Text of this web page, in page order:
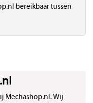
bereikbaar tussen
Mechashop.nl. Wij